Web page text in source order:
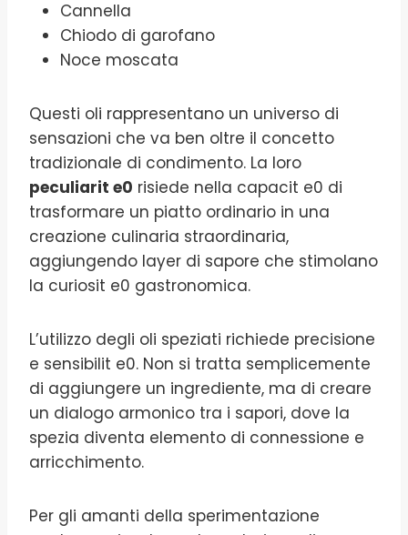
Cannella
Chiodo di garofano
Noce moscata
Questi oli rappresentano un universo di
sensazioni che va ben oltre il concetto
tradizionale di condimento. La loro
peculiarit e0 risiede nella capacit e0 di
trasformare un piatto ordinario in una
creazione culinaria straordinaria,
aggiungendo layer di sapore che stimolano
la curiosit e0 gastronomica.
L’utilizzo degli oli speziati richiede precisione
e sensibilit e0. Non si tratta semplicemente
di aggiungere un ingrediente, ma di creare
un dialogo armonico tra i sapori, dove la
spezia diventa elemento di connessione e
arricchimento.
Per gli amanti della sperimentazione